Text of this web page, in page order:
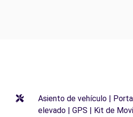
Asiento de vehículo |
elevado | GPS | Kit de